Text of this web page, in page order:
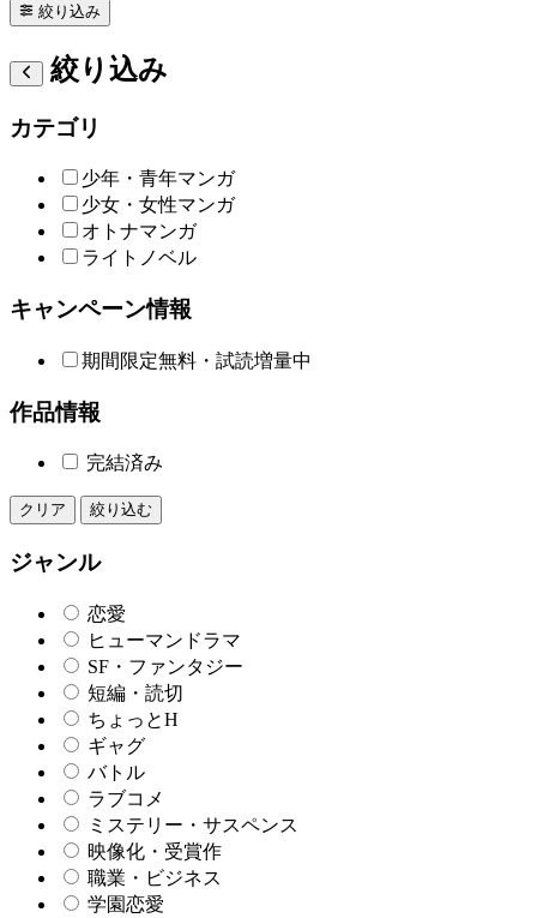
絞り込み
絞り込み
カテゴリ
少年・青年マンガ
少女・女性マンガ
オトナマンガ
ライトノベル
キャンペーン情報
期間限定無料・試読増量中
作品情報
完結済み
クリア 絞り込む
ジャンル
恋愛
ヒューマンドラマ
SF・ファンタジー
短編・読切
ちょっとH
ギャグ
バトル
ラブコメ
ミステリー・サスペンス
映像化・受賞作
職業・ビジネス
学園恋愛